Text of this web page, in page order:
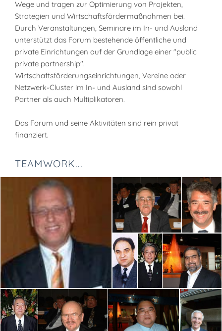
Wege und tragen zur Optimierung von Projekten,
Strategien und Wirtschaftsfördermaßnahmen bei.
Durch Veranstaltungen, Seminare im In- und Ausland
unterstützt das Forum bestehende öffentliche und
private Einrichtungen auf der Grundlage einer "public
private partnership".
Wirtschaftsförderungseinrichtungen, Vereine oder
Netzwerk-Cluster im In- und Ausland sind sowohl
Partner als auch Multiplikatoren.
Das Forum und seine Aktivitäten sind rein privat
finanziert.
TEAMWORK...